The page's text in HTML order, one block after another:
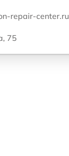
repair-center.ru
75